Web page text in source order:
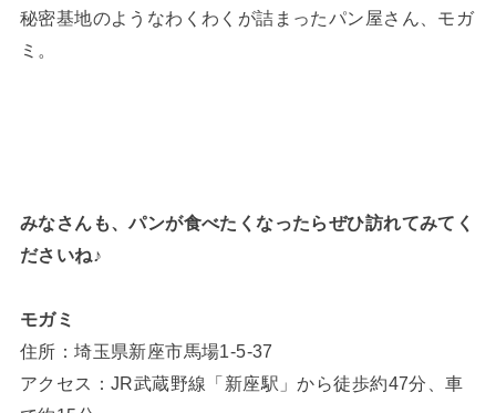
秘密基地のようなわくわくが詰まったパン屋さん、モガ
ミ。
みなさんも、パンが食べたくなったらぜひ訪れてみてく
ださいね♪
モガミ
住所：埼玉県新座市馬場1-5-37
アクセス：JR武蔵野線「新座駅」から徒歩約47分、車